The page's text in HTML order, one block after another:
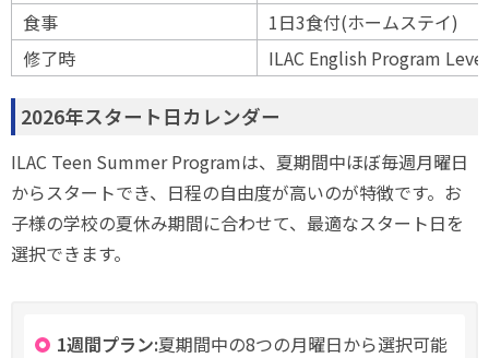
食事
1日3食付(ホームステイ)
修了時
ILAC English Program
2026年スタート日カレンダー
ILAC Teen Summer Programは、夏期間中ほぼ毎週月曜日
からスタートでき、日程の自由度が高いのが特徴です。お
子様の学校の夏休み期間に合わせて、最適なスタート日を
選択できます。
1週間プラン:夏期間中の8つの月曜日から選択可能